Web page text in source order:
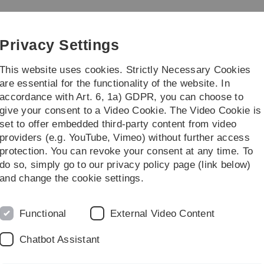
Skip
Skip
Skip
Skip
Economics (Master) Research and
Term 2017/18 Grundlagen der Volkswirtschaftslehre / Einführung in
/ Einführung in die
Uhr gilt folgende Aufteilung der Hörsäle :
Privacy Settings
This website uses cookies. Strictly Necessary Cookies
are essential for the functionality of the website. In
accordance with Art. 6, 1a) GDPR, you can choose to
give your consent to a Video Cookie. The Video Cookie is
set to offer embedded third-party content from video
providers (e.g. YouTube, Vimeo) without further access
protection. You can revoke your consent at any time. To
do so, simply go to our privacy policy page (link below)
and change the cookie settings.
Functional External Video Content
Chatbot Assistant